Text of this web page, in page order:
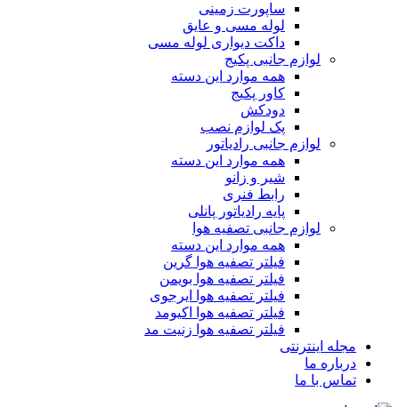
ساپورت زمینی
لوله مسی و عایق
داکت دیواری لوله مسی
لوازم جانبی پکیج
همه موارد این دسته
کاور پکیج
دودکش
پک لوازم نصب
لوازم جانبی رادیاتور
همه موارد این دسته
شیر و زانو
رابط فنری
پایه رادیاتور پانلی
لوازم جانبی تصفیه هوا
همه موارد این دسته
فیلتر تصفیه هوا گرین
فیلتر تصفیه هوا بویمن
فیلتر تصفیه هوا ایرجوی
فیلتر تصفیه هوا اکیومد
فیلتر تصفیه هوا زنیت مد
مجله اینترنتی
درباره ما
تماس با ما